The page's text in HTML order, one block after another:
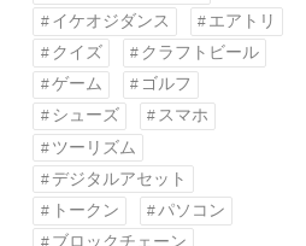
イケオジダンス
エアトリ
クイズ
クラフトビール
ゲーム
ゴルフ
シューズ
スマホ
ツーリズム
デジタルアセット
トークン
パソコン
ブロックチェーン